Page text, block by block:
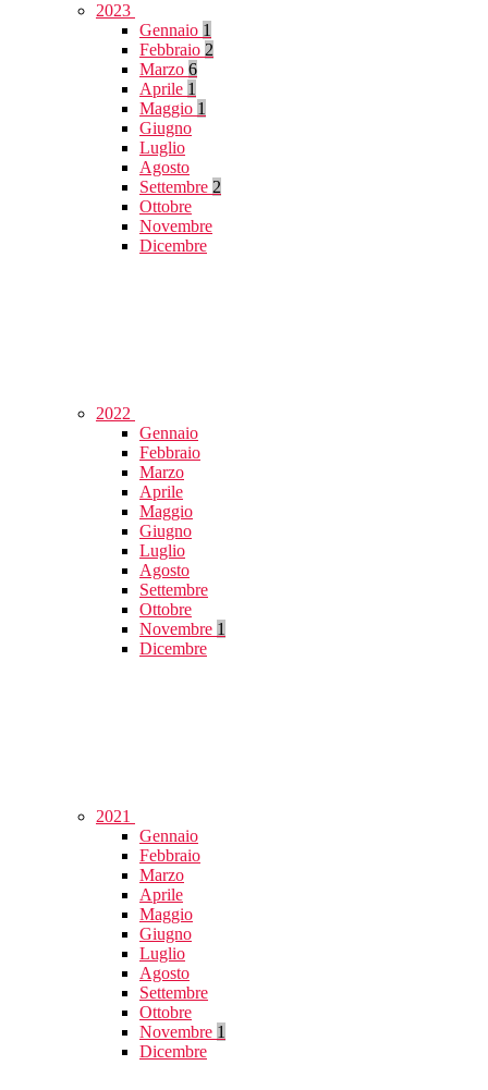
2023
Gennaio 1
Febbraio 2
Marzo 6
Aprile 1
Maggio 1
Giugno
Luglio
Agosto
Settembre 2
Ottobre
Novembre
Dicembre
2022
Gennaio
Febbraio
Marzo
Aprile
Maggio
Giugno
Luglio
Agosto
Settembre
Ottobre
Novembre 1
Dicembre
2021
Gennaio
Febbraio
Marzo
Aprile
Maggio
Giugno
Luglio
Agosto
Settembre
Ottobre
Novembre 1
Dicembre